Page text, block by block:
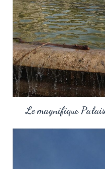
Le magnifique